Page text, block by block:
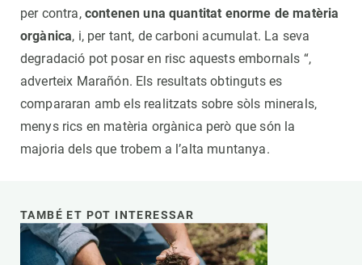
per contra, contenen una quantitat enorme de matèria
orgànica, i, per tant, de carboni acumulat. La seva
degradació pot posar en risc aquests embornals “,
adverteix Marañón. Els resultats obtinguts es
compararan amb els realitzats sobre sòls minerals,
menys rics en matèria orgànica però que són la
majoria dels que trobem a l’alta muntanya.
TAMBÉ ET POT INTERESSAR